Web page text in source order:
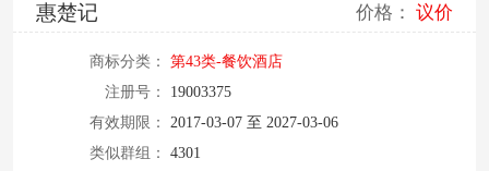
惠楚记 价格： 议价
商标分类：
第43类-餐饮酒店
注册号：
19003375
有效期限：
2017-03-07 至 2027-03-06
类似群组：
4301